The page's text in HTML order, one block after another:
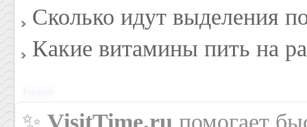
Сколько идут выделения
Какие витамины пить на